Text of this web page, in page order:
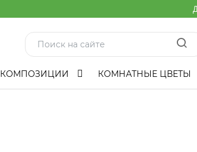
КОМПОЗИЦИИ КОМНАТНЫЕ ЦВЕТЫ